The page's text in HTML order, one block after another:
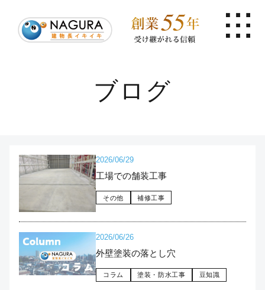
ブログ
2026/06/29
工場での舗装工事
その他 補修工事
2026/06/26
外壁塗装の落とし穴
コラム 塗装・防水工事 豆知識